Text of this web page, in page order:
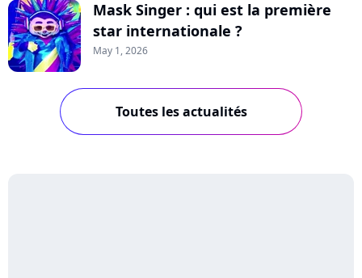
Mask Singer : qui est la première
star internationale ?
May 1, 2026
Toutes les actualités